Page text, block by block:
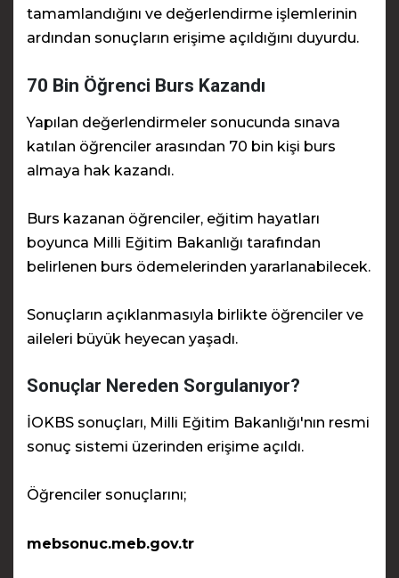
tamamlandığını ve değerlendirme işlemlerinin
ardından sonuçların erişime açıldığını duyurdu.
70 Bin Öğrenci Burs Kazandı
Yapılan değerlendirmeler sonucunda sınava
katılan öğrenciler arasından 70 bin kişi burs
almaya hak kazandı.
Burs kazanan öğrenciler, eğitim hayatları
boyunca Milli Eğitim Bakanlığı tarafından
belirlenen burs ödemelerinden yararlanabilecek.
Sonuçların açıklanmasıyla birlikte öğrenciler ve
aileleri büyük heyecan yaşadı.
Sonuçlar Nereden Sorgulanıyor?
İOKBS sonuçları, Milli Eğitim Bakanlığı'nın resmi
sonuç sistemi üzerinden erişime açıldı.
Öğrenciler sonuçlarını;
mebsonuc.meb.gov.tr